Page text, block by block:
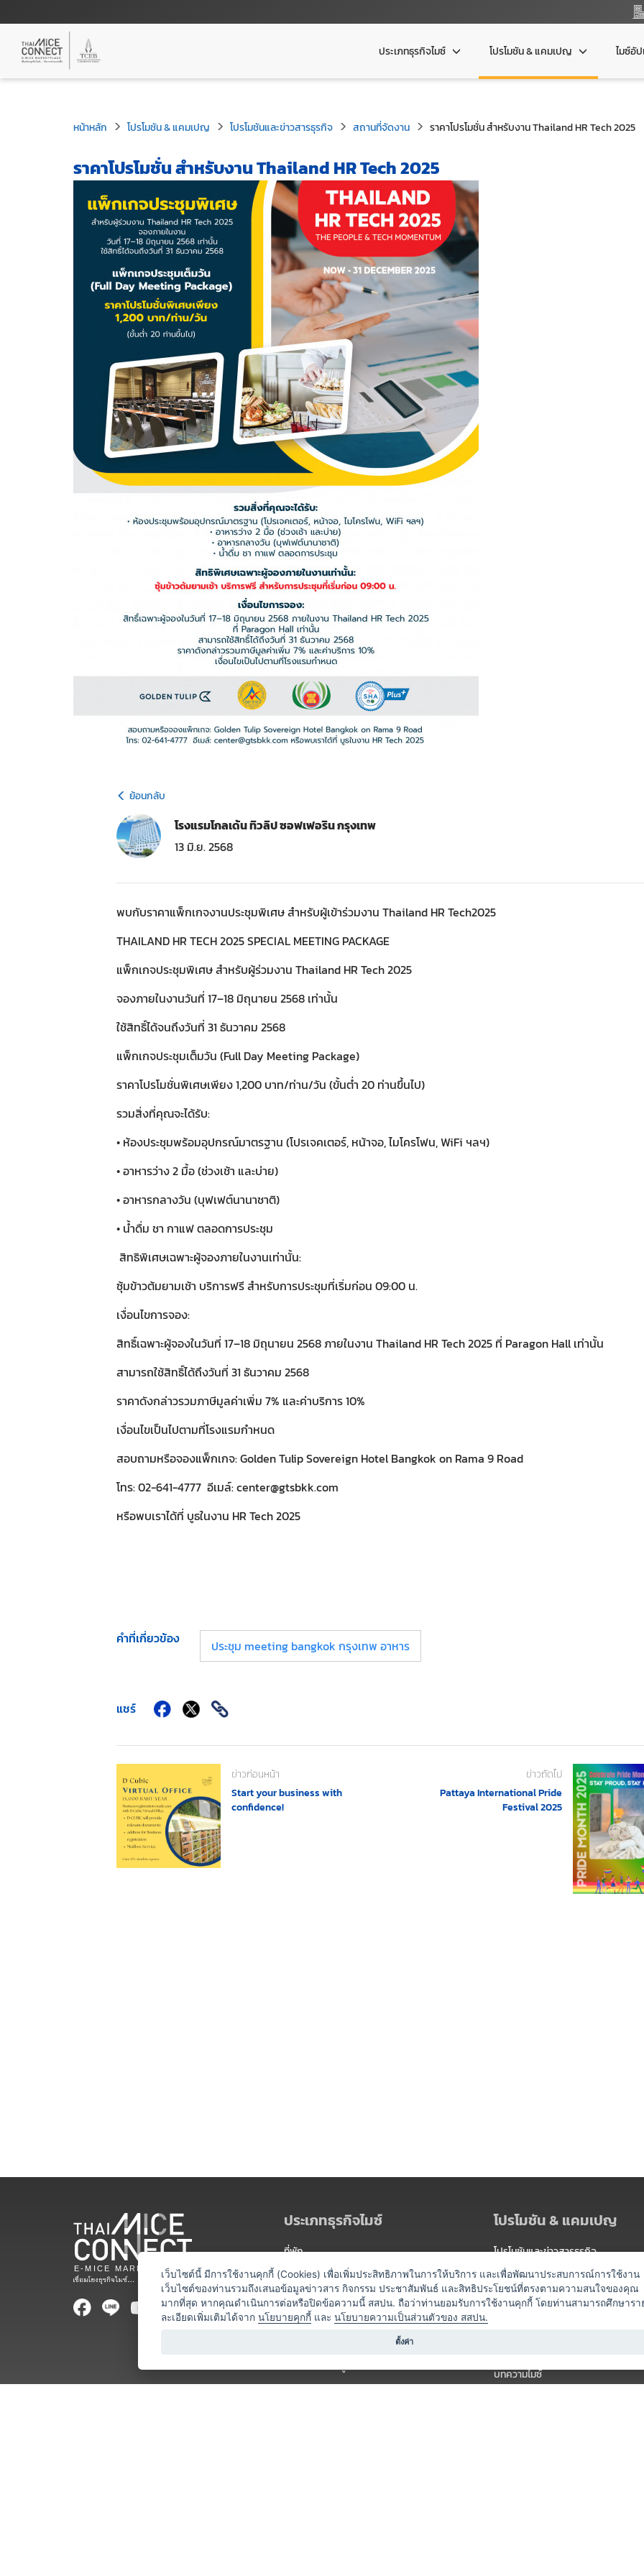
ประเภทธุรกิจไมซ์ โปรโมชัน & แคมเปญ ไมซ์อั
หน้าหลัก โปรโมชัน & แคมเปญ โปรโมชันและข่าวสารธุรกิจ สถานที่จัดงาน ราคาโปรโมชั่น สำหรับงาน Thailand HR Tech 2025
ราคาโปรโมชั่น สำหรับงาน Thailand HR Tech 2025
ย้อนกลับ
โรงแรมโกลเด้น ทิวลิป ซอฟเฟอริน กรุงเทพ
13 มิ.ย. 2568
พบกับราคาแพ็กเกจงานประชุมพิเศษ สำหรับผู้เข้าร่วมงาน Thailand HR Tech2025
THAILAND HR TECH 2025 SPECIAL MEETING PACKAGE
แพ็กเกจประชุมพิเศษ สำหรับผู้ร่วมงาน Thailand HR Tech 2025
จองภายในงานวันที่ 17–18 มิถุนายน 2568 เท่านั้น
ใช้สิทธิ์ได้จนถึงวันที่ 31 ธันวาคม 2568
แพ็กเกจประชุมเต็มวัน (Full Day Meeting Package)
ราคาโปรโมชั่นพิเศษเพียง 1,200 บาท/ท่าน/วัน (ขั้นต่ำ 20 ท่านขึ้นไป)
รวมสิ่งที่คุณจะได้รับ:
• ห้องประชุมพร้อมอุปกรณ์มาตรฐาน (โปรเจคเตอร์, หน้าจอ, ไมโครโฟน, WiFi ฯลฯ)
• อาหารว่าง 2 มื้อ (ช่วงเช้า และบ่าย)
• อาหารกลางวัน (บุฟเฟต์นานาชาติ)
• น้ำดื่ม ชา กาแฟ ตลอดการประชุม
สิทธิพิเศษเฉพาะผู้จองภายในงานเท่านั้น:
ซุ้มข้าวต้มยามเช้า บริการฟรี สำหรับการประชุมที่เริ่มก่อน 09:00 น.
เงื่อนไขการจอง:
สิทธิ์เฉพาะผู้จองในวันที่ 17–18 มิถุนายน 2568 ภายในงาน Thailand HR Tech 2025 ที่ Paragon Hall เท่านั้น
สามารถใช้สิทธิ์ได้ถึงวันที่ 31 ธันวาคม 2568
ราคาดังกล่าวรวมภาษีมูลค่าเพิ่ม 7% และค่าบริการ 10%
เงื่อนไขเป็นไปตามที่โรงแรมกำหนด
สอบถามหรือจองแพ็กเกจ: Golden Tulip Sovereign Hotel Bangkok on Rama 9 Road
โทร: 02-641-4777 อีเมล์:center@gtsbkk.com
หรือพบเราได้ที่ บูธในงาน HR Tech 2025
คำที่เกี่ยวข้อง ประชุม meeting bangkok กรุงเทพ อาหาร
แชร์
ข่าวก่อนหน้า
Start your business with
confidence!
ข่าวถัดไป
Pattaya International Pride
Festival 2025
ประเภทธุรกิจไมซ์
ที่พัก
สถานที่จัดงาน
ท่องเที่ยว / นำเที่ยว
ออแกไนเซอร์
บริการสำหรับผู้จัดงาน
โปรโมชัน & แคมเปญ
โปรโมชันและข่าวสารธุรกิจ
แพ็กเกจ
แคมเปญ
บทความไมซ์
เว็บไซต์นี้ มีการใช้งานคุกกี้ (Cookies) เพื่อเพิ่มประสิทธิภาพในการให้บริการ และเพื่อพัฒนาประสบการณ์การใช้งาน
เว็บไซต์ของท่านรวมถึงเสนอข้อมูลข่าวสาร กิจกรรม ประชาสัมพันธ์ และสิทธิประโยชน์ที่ตรงตามความสนใจของคุณ
มากที่สุด หากคุณดำเนินการต่อหรือปิดข้อความนี้ สสปน. ถือว่าท่านยอมรับการใช้งานคุกกี้ โดยท่านสามารถศึกษารา
ละเอียดเพิ่มเติมได้จาก นโยบายคุกกี้ และ นโยบายความเป็นส่วนตัวของ สสปน.
ตั้งค่า